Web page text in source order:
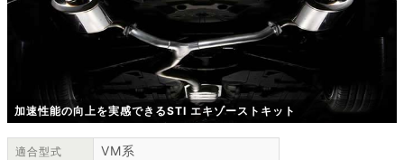
加速性能の向上を実感できるSTI エキゾーストキット
適合型式 VM系